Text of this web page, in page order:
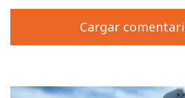
Cargar